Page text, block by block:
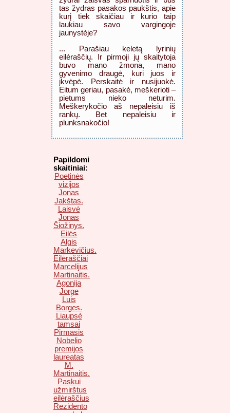
tas žydras pasakos paukštis, apie
kurį tiek skaičiau ir kurio taip
laukiau savo vargingoje
jaunystėje?
... Parašiau keletą lyrinių
eilėraščių. Ir pirmoji jų skaitytoja
buvo mano žmona, mano
gyvenimo draugė, kuri juos ir
įkvėpė. Perskaitė ir nusijuokė.
Eitum geriau, pasakė, meškerioti –
pietums nieko neturim.
Meškerykočio aš nepaleisiu iš
rankų. Bet nepaleisiu ir
plunksnakočio!
Papildomi
skaitiniai:
Poetinės
vizijos
Jonas
Jakštas.
Laisvė
Jonas
Šiožinys.
Eilės
Algis
Markevičius.
Eilėraščiai
Marcelijus
Martinaitis.
Agonija
Jorge
Luis
Borges.
Liaupsė
tamsai
Pirmasis
Nobelio
premijos
laureatas
M.
Martinaitis.
Paskui
užmirštus
eilėraščius
Rezidento